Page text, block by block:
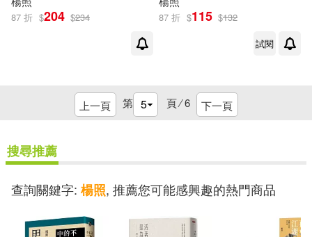
87 折 $204 $234 87 折 $115 $132
試閱
上一頁 第 頁 ⁄6 下一頁
搜尋推薦
查詢關鍵字: 楊照, 推薦您可能感興趣的熱門商品